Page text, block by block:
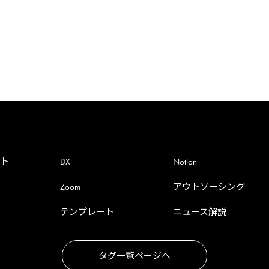
DX Notion
Zoom アウトソーシング
テンプレート ニュース解説
タグ一覧ページへ